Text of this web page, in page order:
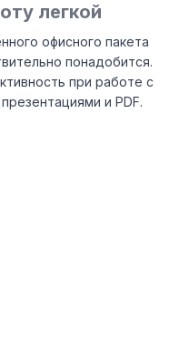
легкой
офисного пакета
понадобится.
при работе с
и PDF.